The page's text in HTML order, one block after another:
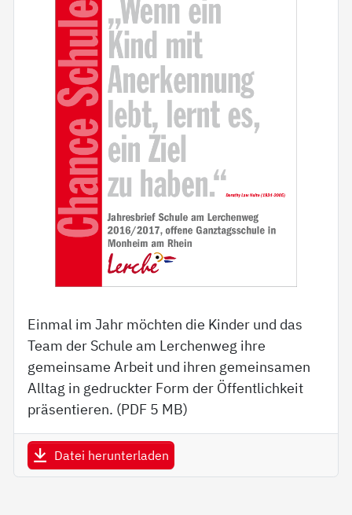
Einmal im Jahr möchten die Kinder und das
Team der Schule am Lerchenweg ihre
gemeinsame Arbeit und ihren gemeinsamen
Alltag in gedruckter Form der Öffentlichkeit
präsentieren. (PDF 5 MB)
Datei herunterladen